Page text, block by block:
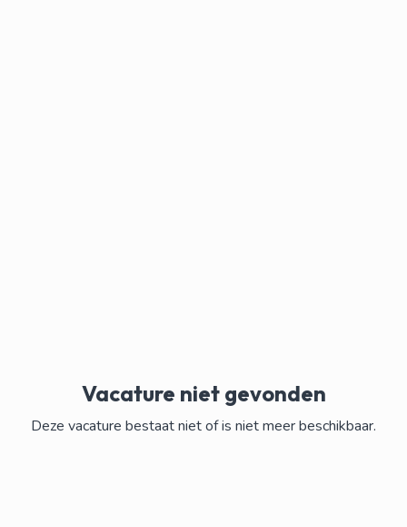
Vacature niet gevonden
Deze vacature bestaat niet of is niet meer beschikbaar.